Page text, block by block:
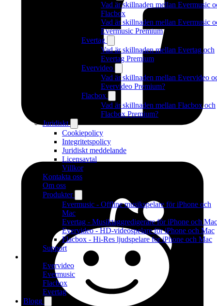
Vad är skillnaden mellan Evermusic
Flacbox
Vad är skillnaden mellan Evermusic
Evermusic Premium
Evertag
Vad är skillnaden mellan Evertag och
Evertag Premium
Evervideo
Vad är skillnaden mellan Evervideo
Evervideo Premium?
Flacbox
Vad är skillnaden mellan Flacbox och
Flacbox Premium?
Juridiskt
Cookiepolicy
Integritetspolicy
Juridiskt meddelande
Licensavtal
Villkor
Kontakta oss
Om oss
Produkter
Evermusic - Offline musikspelare för iPhone och
Mac
Evertag - Musiktaggredigerare för iPhone och Mac
Evervideo - HD-videospelare för iPhone och Mac
Flacbox - Hi-Res ljudspelare for iPhone och Mac
Support
Evervideo
Evermusic
Flacbox
Evertag
Blogg